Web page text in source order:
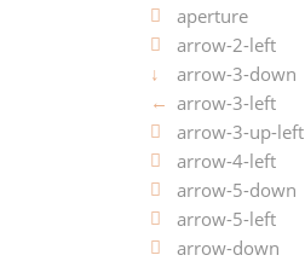
aperture
arrow-2-left
arrow-3-down
arrow-3-left
arrow-3-up-left
arrow-4-left
arrow-5-down
arrow-5-left
arrow-down